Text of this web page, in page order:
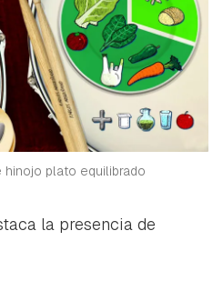
plato equilibrado
la presencia de